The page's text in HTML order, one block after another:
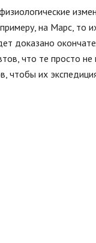
на Марс, то
доказано
что те просто
чтобы их